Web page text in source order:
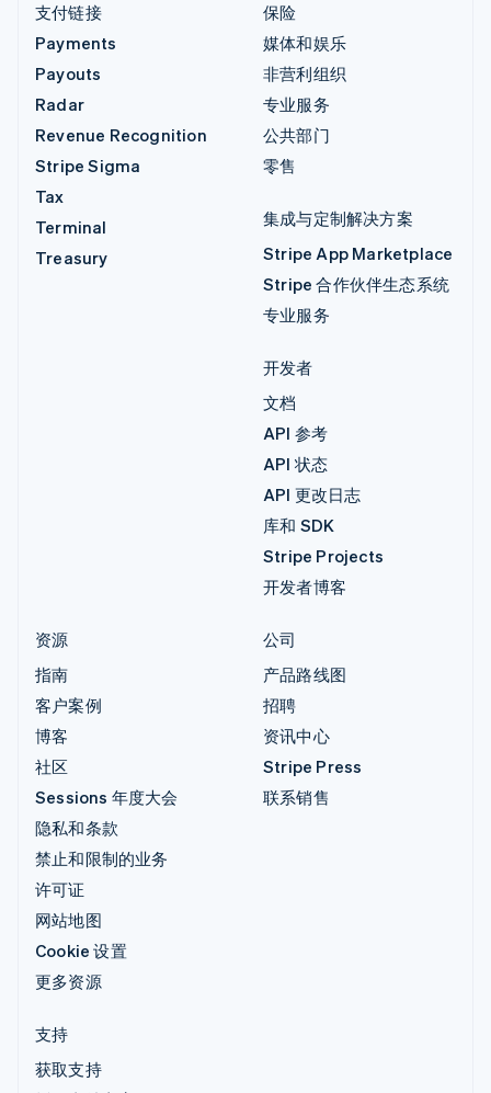
支付链接
Payments
Payouts
Radar
Revenue Recognition
Stripe Sigma
Tax
Terminal
Treasury
保险
媒体和娱乐
非营利组织
专业服务
公共部门
零售
集成与定制解决方案
Stripe App Marketplace
Stripe 合作伙伴生态系统
专业服务
开发者
文档
API 参考
API 状态
API 更改日志
库和 SDK
Stripe Projects
开发者博客
资源
指南
客户案例
博客
社区
Sessions 年度大会
隐私和条款
禁止和限制的业务
许可证
网站地图
Cookie 设置
更多资源
公司
产品路线图
招聘
资讯中心
Stripe Press
联系销售
支持
获取支持